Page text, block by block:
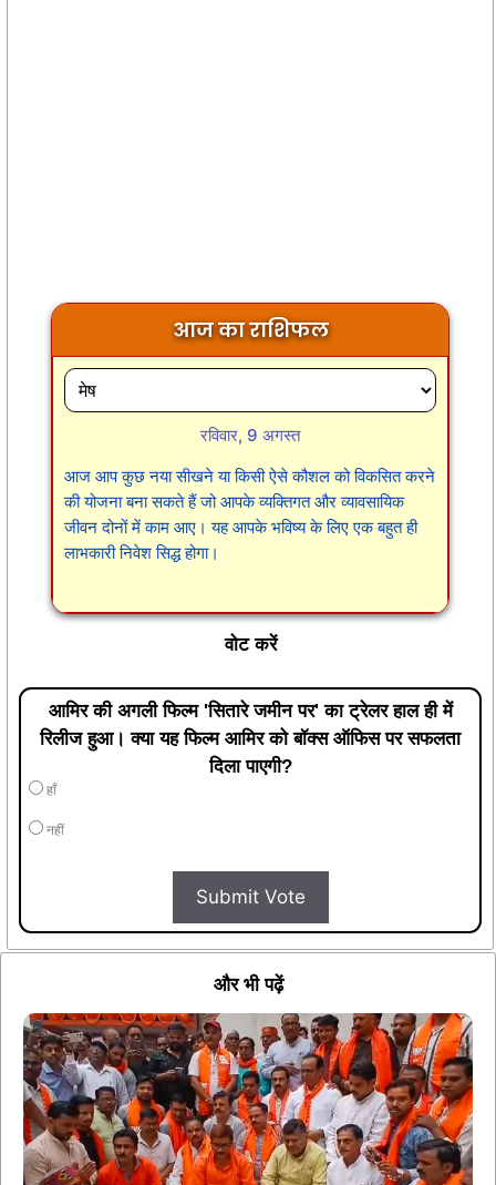
आज का राशिफल
रविवार, 9 अगस्त
आज आप कुछ नया सीखने या किसी ऐसे कौशल को विकसित करने
की योजना बना सकते हैं जो आपके व्यक्तिगत और व्यावसायिक
जीवन दोनों में काम आए। यह आपके भविष्य के लिए एक बहुत ही
लाभकारी निवेश सिद्ध होगा।
वोट करें
आमिर की अगली फिल्म 'सितारे जमीन पर' का ट्रेलर हाल ही में
रिलीज हुआ। क्या यह फिल्म आमिर को बॉक्स ऑफिस पर सफलता
दिला पाएगी?
हाँ
नहीं
Submit Vote
और भी पढ़ें